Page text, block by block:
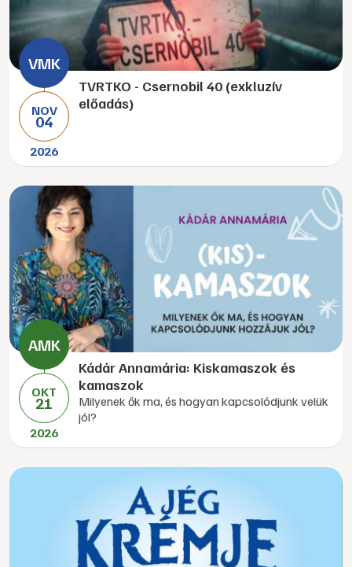
NOV
04
2026
TVRTKO - Csernobil 40 (exkluzív
előadás)
OKT
21
2026
Kádár Annamária: Kiskamaszok és
kamaszok
Milyenek ők ma, és hogyan kapcsolódjunk velük
jól?